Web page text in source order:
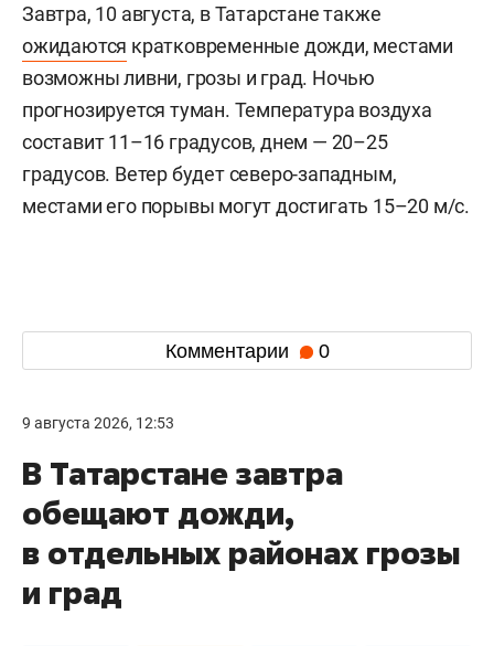
Завтра, 10 августа, в Татарстане также
ожидаются кратковременные дожди, местами
возможны ливни, грозы и град. Ночью
прогнозируется туман. Температура воздуха
составит 11–16 градусов, днем — 20–25
градусов. Ветер будет северо-западным,
местами его порывы могут достигать 15–20 м/с.
Комментарии 0
9 августа 2026, 12:53
В Татарстане завтра
обещают дожди,
в отдельных районах грозы
и град